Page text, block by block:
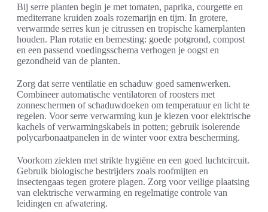
Bij serre planten begin je met tomaten, paprika, courgette en
mediterrane kruiden zoals rozemarijn en tijm. In grotere,
verwarmde serres kun je citrussen en tropische kamerplanten
houden. Plan rotatie en bemesting: goede potgrond, compost
en een passend voedingsschema verhogen je oogst en
gezondheid van de planten.
Zorg dat serre ventilatie en schaduw goed samenwerken.
Combineer automatische ventilatoren of roosters met
zonneschermen of schaduwdoeken om temperatuur en licht te
regelen. Voor serre verwarming kun je kiezen voor elektrische
kachels of verwarmingskabels in potten; gebruik isolerende
polycarbonaatpanelen in de winter voor extra bescherming.
Voorkom ziekten met strikte hygiëne en een goed luchtcircuit.
Gebruik biologische bestrijders zoals roofmijten en
insectengaas tegen grotere plagen. Zorg voor veilige plaatsing
van elektrische verwarming en regelmatige controle van
leidingen en afwatering.